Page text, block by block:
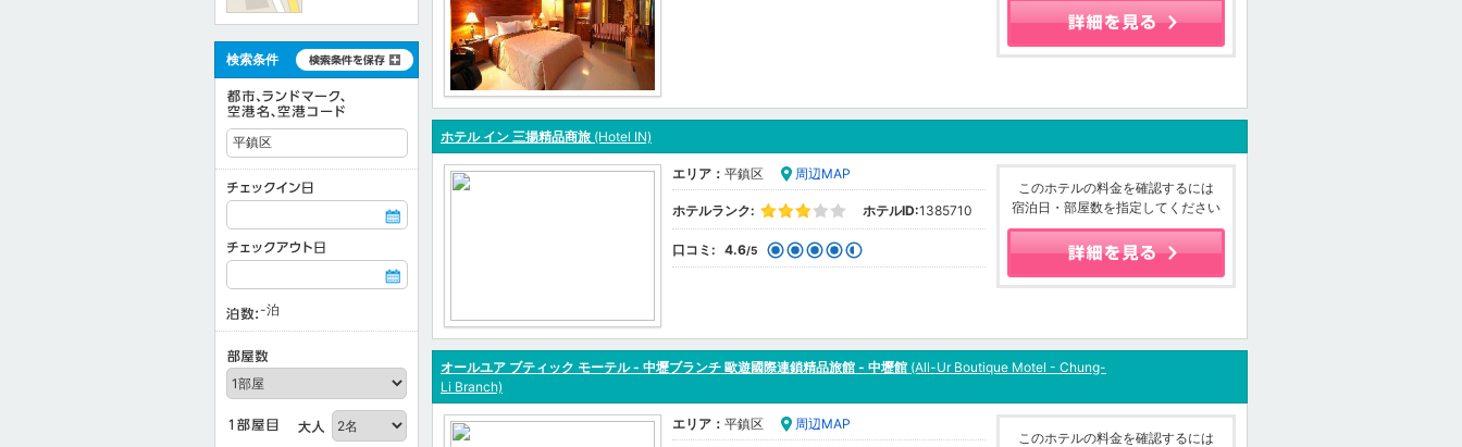
ホテル イン 三揚精品商旅 (Hotel IN)
エリア： 平鎮区 周辺MAP
ホテルランク: ホテルID:1385710
口コミ: 4.6/5
このホテルの料金を確認するには
宿泊日・部屋数を指定してください
オールユア ブティック モーテル - 中壢ブランチ 歐遊國際連鎖精品旅館 - 中壢館 (All-Ur Boutique Motel - Chung-
Li Branch)
エリア： 平鎮区 周辺MAP
このホテルの料金を確認するには
検索条件
-泊